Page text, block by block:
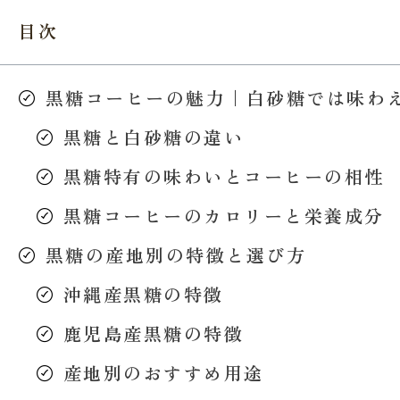
目次
黒糖コーヒーの魅力｜白砂糖では味わ
黒糖と白砂糖の違い
黒糖特有の味わいとコーヒーの相性
黒糖コーヒーのカロリーと栄養成分
黒糖の産地別の特徴と選び方
沖縄産黒糖の特徴
鹿児島産黒糖の特徴
産地別のおすすめ用途